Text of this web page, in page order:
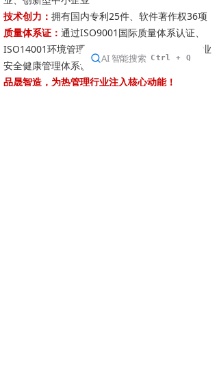
技术创力： 拥有国内专利25件、软件著作权36项
质量体系证： 通过ISO9001国际质量体系认证、
ISO14001环境管理体系认证、OHSAS18001职业
安全健康管理体系认证
品晟智造，为热管理行业注入核心动能！